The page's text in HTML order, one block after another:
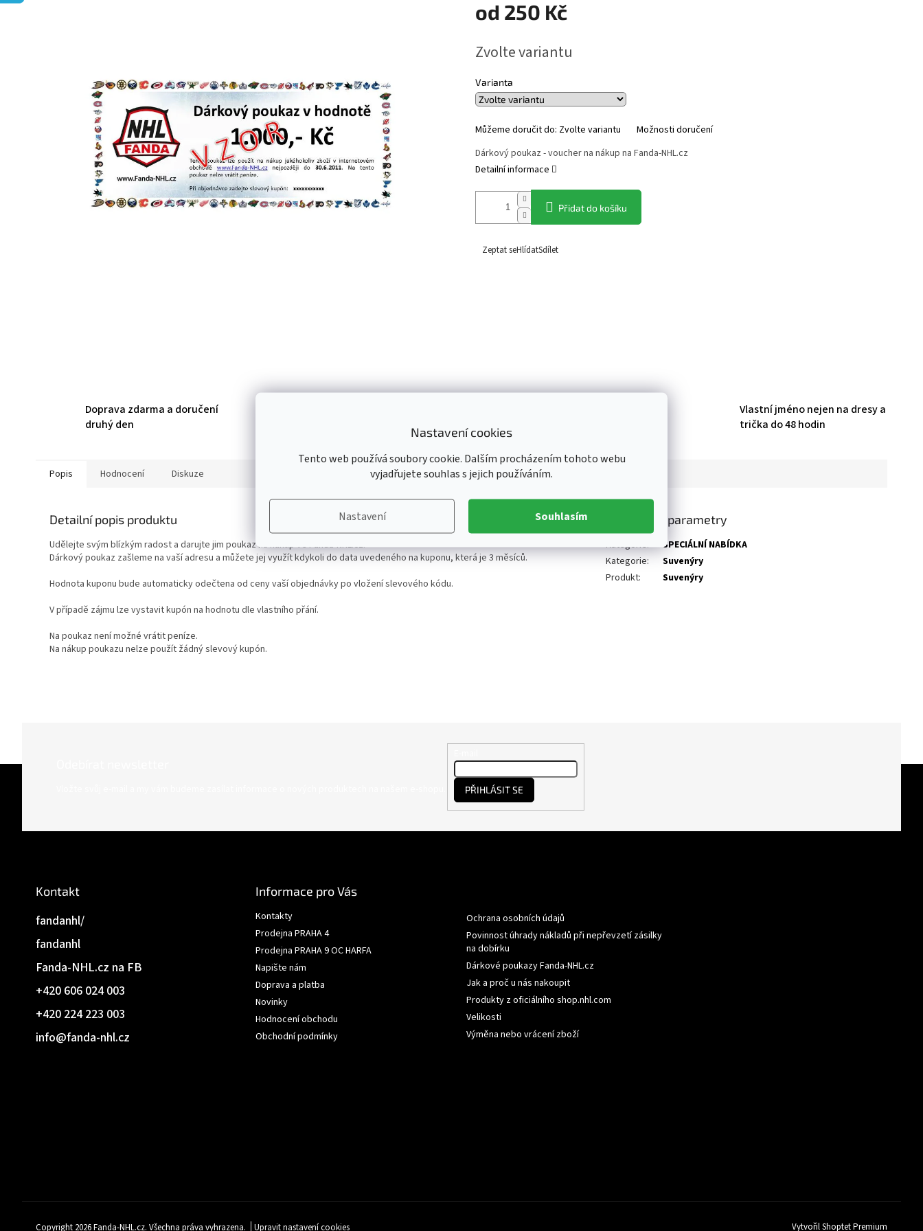
Nastavení cookies
Tento web používá soubory cookie. Dalším procházením tohoto webu
vyjadřujete souhlas s jejich používáním.
Nastavení Souhlasím
od 250 Kč
cena:
Zvolte variantu
Varianta
Můžeme doručit do: Zvolte variantu Možnosti doručení
Přidat do košíku
Dárkový poukaz - voucher na nákup na Fanda-NHL.cz
Detailní informace
Zeptat seHlídatSdílet
Doprava zdarma a doručení
druhý den
Vlastní jméno nejen na dresy a
trička do 48 hodin
Popis Hodnocení Diskuze
Detailní popis produktu
Udělejte svým blízkým radost a darujte jim poukaz na nákup ve Fanda-NHL.cz.
Dárkový poukaz zašleme na vaší adresu a můžete jej využít kdykoli do data uvedeného na kuponu, která je 3 měsíců.
Hodnota kuponu bude automaticky odečtena od ceny vaší objednávky po vložení slevového kódu.
V případě zájmu lze vystavit kupón na hodnotu dle vlastního přání.
Na poukaz není možné vrátit peníze.
Na nákup poukazu nelze použít žádný slevový kupón.
Doplňkové parametry
Kategorie:
SPECIÁLNÍ NABÍDKA
Kategorie:
Suvenýry
Produkt: Suvenýry
Kontakt
info@fanda-nhl.cz
+420 224 223 003
+420 606 024 003
Fanda-NHL.cz na FB
fandanhl
fandanhl/
Informace pro Vás
Kontakty
Prodejna PRAHA 4
Prodejna PRAHA 9 OC HARFA
Napište nám
Doprava a platba
Novinky
Hodnocení obchodu
Obchodní podmínky
Ochrana osobních údajů
Povinnost úhrady nákladů při nepřevzetí zásilky
na dobírku
Dárkové poukazy Fanda-NHL.cz
Jak a proč u nás nakoupit
Produkty z oficiálního shop.nhl.com
Velikosti
Výměna nebo vrácení zboží
PŘIHLÁSIT SE
Vytvořil Shoptet Premium
Copyright 2026Fanda-NHL.cz. Všechna práva vyhrazena. Upravit nastavení cookies